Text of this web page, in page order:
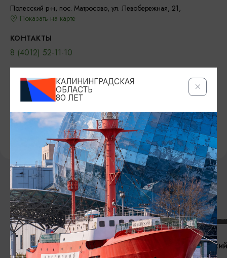
Полесский р-н, пос. Матросово, ул. Левобережная, 21,
Показать на карте
КОНТАКТЫ
8 (4012) 52-11-10
Официальный сайтВКонтакте
ПРЕДЛОЖИТЬ ИНФОРМАЦИЮ
ДРУГИЕ МЕСТА
СПА-ЦЕНТРЫ И АКВАКОМПЛЕКСЫ
СПА-комплекс отеля «Балтика»
СПА-
КАЛИНИНГРАДСКАЯ
ОБЛАСТЬ
80 ЛЕТ